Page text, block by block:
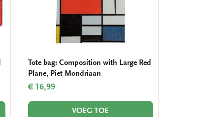
Tote bag: Composition with Large Red
Plane, Piet Mondriaan
€ 16,99
VOEG TOE